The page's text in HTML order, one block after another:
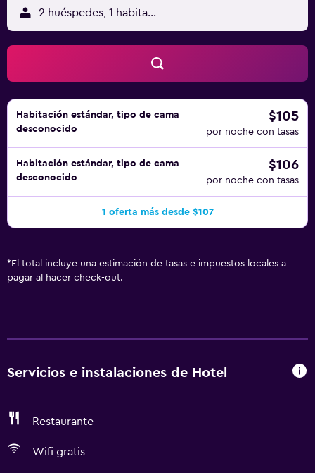
2 huéspedes, 1 habitación
Habitación estándar, tipo de cama
desconocido
$105
por noche con tasas
Habitación estándar, tipo de cama
desconocido
$106
por noche con tasas
1 oferta más desde $107
* El total incluye una estimación de tasas e impuestos locales a
pagar al hacer check-out.
Servicios e instalaciones de Hotel
Restaurante
Wifi gratis